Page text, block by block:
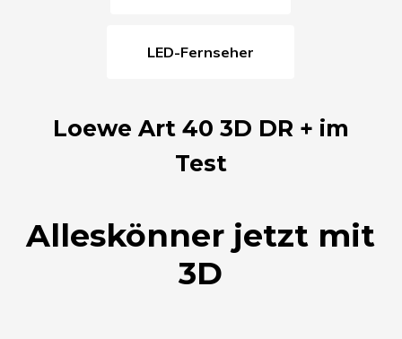
LED-Fernseher
Loewe Art 40 3D DR + im
Test
Alleskönner jetzt mit
3D